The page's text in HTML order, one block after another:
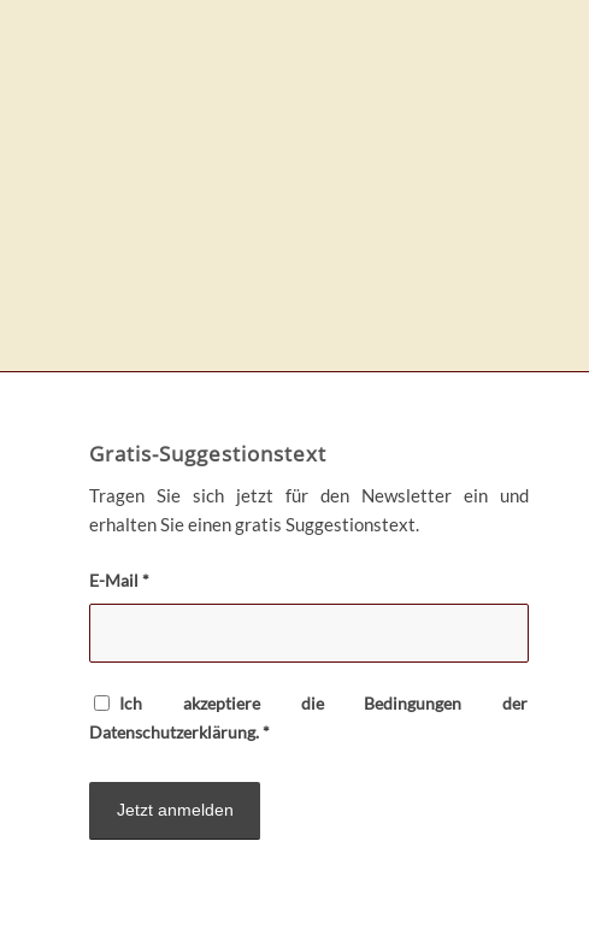
Gratis-Suggestionstext
Tragen Sie sich jetzt für den Newsletter ein und
erhalten Sie einen gratis Suggestionstext.
E-Mail*
Ich akzeptiere die Bedingungen der
Datenschutzerklärung.*